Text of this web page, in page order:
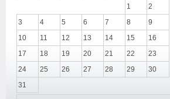
1
2
3
4 5 6 7 8
9
10
11 12 13 14 15
16
17
18 19 20 21 22
23
24
25 26 27 28 29
30
31